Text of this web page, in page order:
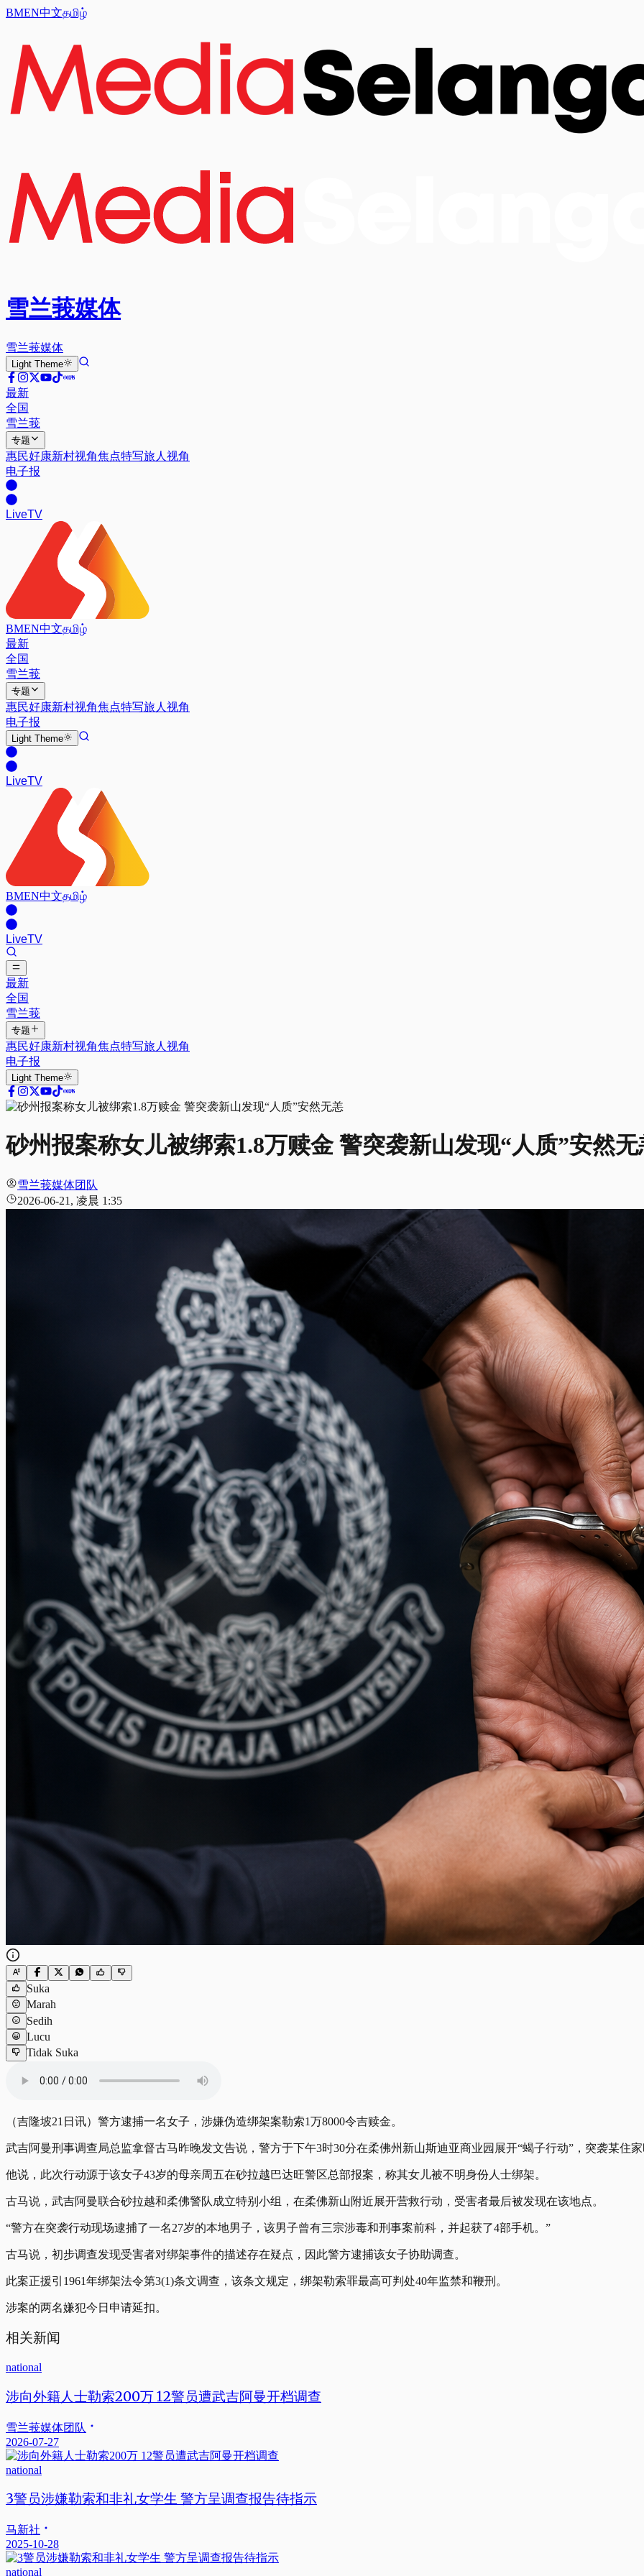
BMEN中文தமிழ்
雪兰莪媒体
雪兰莪媒体
Light Theme
最新
全国
雪兰莪
专题
惠民好康新村视角焦点特写旅人视角
电子报
LiveTV
BMEN中文தமிழ்
最新
全国
雪兰莪
专题
惠民好康新村视角焦点特写旅人视角
电子报
Light Theme
LiveTV
BMEN中文தமிழ்
LiveTV
最新
全国
雪兰莪
专题
惠民好康新村视角焦点特写旅人视角
电子报
Light Theme
砂州报案称女儿被绑索1.8万赎金 警突袭新山发现“人质”安然无
雪兰莪媒体团队
2026-06-21, 凌晨 1:35
Suka
Marah
Sedih
Lucu
Tidak Suka
（吉隆坡21日讯）警方逮捕一名女子，涉嫌伪造绑架案勒索1万8000令吉赎金。
武吉阿曼刑事调查局总监拿督古马昨晚发文告说，警方于下午3时30分在柔佛州新山斯迪亚商业园展开“蝎子行动”，突袭某住
他说，此次行动源于该女子43岁的母亲周五在砂拉越巴达旺警区总部报案，称其女儿被不明身份人士绑架。
古马说，武吉阿曼联合砂拉越和柔佛警队成立特别小组，在柔佛新山附近展开营救行动，受害者最后被发现在该地点。
“警方在突袭行动现场逮捕了一名27岁的本地男子，该男子曾有三宗涉毒和刑事案前科，并起获了4部手机。”
古马说，初步调查发现受害者对绑架事件的描述存在疑点，因此警方逮捕该女子协助调查。
此案正援引1961年绑架法令第3(1)条文调查，该条文规定，绑架勒索罪最高可判处40年监禁和鞭刑。
涉案的两名嫌犯今日申请延扣。
相关新闻
national
涉向外籍人士勒索200万 12警员遭武吉阿曼开档调查
雪兰莪媒体团队
2026-07-27
national
3警员涉嫌勒索和非礼女学生 警方呈调查报告待指示
马新社
2025-10-28
national